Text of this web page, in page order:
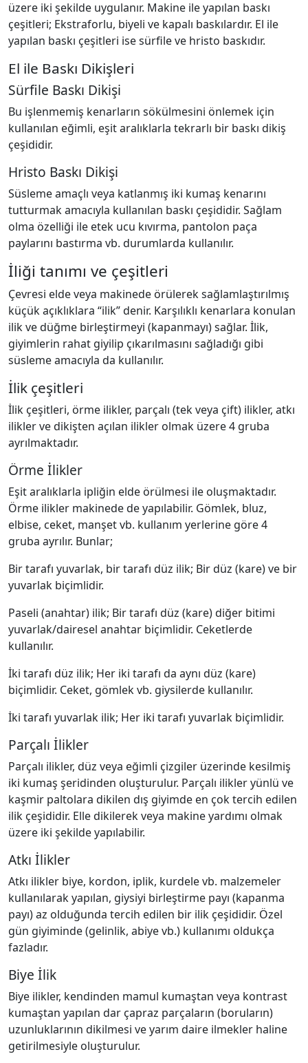
üzere iki şekilde uygulanır. Makine ile yapılan baskı
çeşitleri; Ekstraforlu, biyeli ve kapalı baskılardır. El ile
yapılan baskı çeşitleri ise sürfile ve hristo baskıdır.
El ile Baskı Dikişleri
Sürfile Baskı Dikişi
Bu işlenmemiş kenarların sökülmesini önlemek için
kullanılan eğimli, eşit aralıklarla tekrarlı bir baskı dikiş
çeşididir.
Hristo Baskı Dikişi
Süsleme amaçlı veya katlanmış iki kumaş kenarını
tutturmak amacıyla kullanılan baskı çeşididir. Sağlam
olma özelliği ile etek ucu kıvırma, pantolon paça
paylarını bastırma vb. durumlarda kullanılır.
İliği tanımı ve çeşitleri
Çevresi elde veya makinede örülerek sağlamlaştırılmış
küçük açıklıklara “ilik” denir. Karşılıklı kenarlara konulan
ilik ve düğme birleştirmeyi (kapanmayı) sağlar. İlik,
giyimlerin rahat giyilip çıkarılmasını sağladığı gibi
süsleme amacıyla da kullanılır.
İlik çeşitleri
İlik çeşitleri, örme ilikler, parçalı (tek veya çift) ilikler, atkı
ilikler ve dikişten açılan ilikler olmak üzere 4 gruba
ayrılmaktadır.
Örme İlikler
Eşit aralıklarla ipliğin elde örülmesi ile oluşmaktadır.
Örme ilikler makinede de yapılabilir. Gömlek, bluz,
elbise, ceket, manşet vb. kullanım yerlerine göre 4
gruba ayrılır. Bunlar;
Bir tarafı yuvarlak, bir tarafı düz ilik; Bir düz (kare) ve bir
yuvarlak biçimlidir.
Paseli (anahtar) ilik; Bir tarafı düz (kare) diğer bitimi
yuvarlak/dairesel anahtar biçimlidir. Ceketlerde
kullanılır.
İki tarafı düz ilik; Her iki tarafı da aynı düz (kare)
biçimlidir. Ceket, gömlek vb. giysilerde kullanılır.
İki tarafı yuvarlak ilik; Her iki tarafı yuvarlak biçimlidir.
Parçalı İlikler
Parçalı ilikler, düz veya eğimli çizgiler üzerinde kesilmiş
iki kumaş şeridinden oluşturulur. Parçalı ilikler yünlü ve
kaşmir paltolara dikilen dış giyimde en çok tercih edilen
ilik çeşididir. Elle dikilerek veya makine yardımı olmak
üzere iki şekilde yapılabilir.
Atkı İlikler
Atkı ilikler biye, kordon, iplik, kurdele vb. malzemeler
kullanılarak yapılan, giysiyi birleştirme payı (kapanma
payı) az olduğunda tercih edilen bir ilik çeşididir. Özel
gün giyiminde (gelinlik, abiye vb.) kullanımı oldukça
fazladır.
Biye İlik
Biye ilikler, kendinden mamul kumaştan veya kontrast
kumaştan yapılan dar çapraz parçaların (boruların)
uzunluklarının dikilmesi ve yarım daire ilmekler haline
getirilmesiyle oluşturulur.